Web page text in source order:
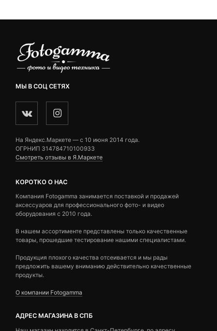
МЫ В СОЦ СЕТЯХ
На Яндекс.Маркете — c 10 июня 2014 года.
ОГРНИП 314784710100933
Смотреть отзывы в Я.Маркете
КОРОТКО О НАС
Компания Fotogamma занимается поставкой и продажей
аксессуаров для профессионального фото- и видео
оборудования с 2010 года.
В нашем ассортименте представлены только качественные
товары, прошедшие тестирование нашими специалистами.
Продукция плохого качества отсеивается и мы рады
предложить вашему вниманию действительно качественные
продукты.
О компании Fotogamma
АДРЕС МАГАЗИНА В СПБ